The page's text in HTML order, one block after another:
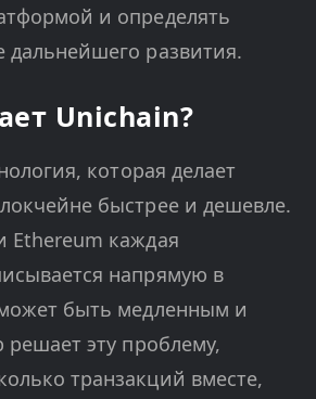
и определять
дальнейшего развития.
Unichain?
которая делает
быстрее и дешевле.
Ethereum каждая
напрямую в
быть медленным и
эту проблему,
транзакций вместе,